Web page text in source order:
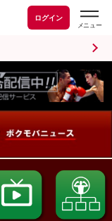
ログイン